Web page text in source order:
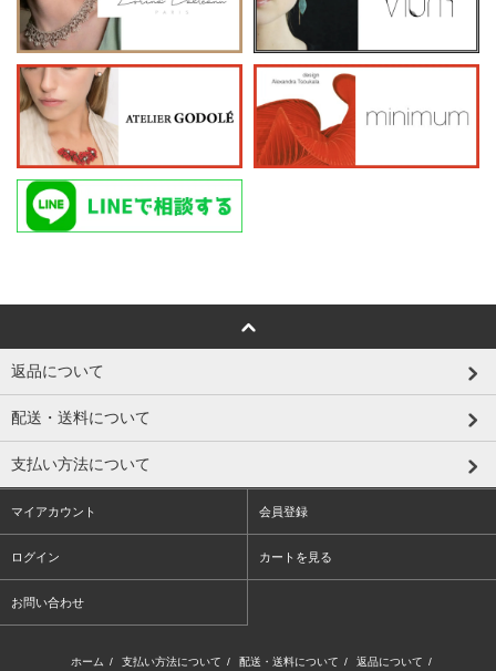
返品について
配送・送料について
支払い方法について
マイアカウント 会員登録
ログイン カートを見る
お問い合わせ
ホーム / 支払い方法について / 配送・送料について / 返品について /